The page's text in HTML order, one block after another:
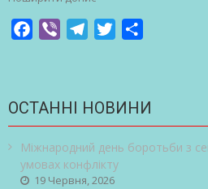
Facebook
Viber TelegramTwitter
ОСТАННІ НОВИНИ
Міжнародний день боротьби з
умовах конфлікту
19 Червня, 2026